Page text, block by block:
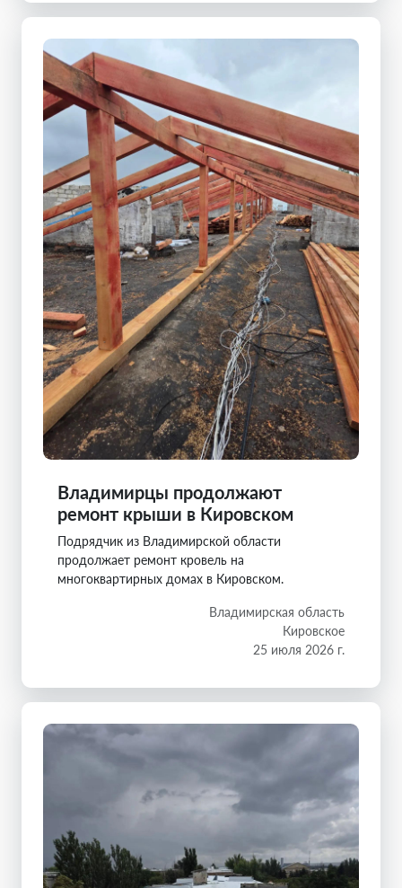
Владимирцы продолжают
ремонт крыши в Кировском
Подрядчик из Владимирской области
продолжает ремонт кровель на
многоквартирных домах в Кировском.
Владимирская область
Кировское
25 июля 2026 г.